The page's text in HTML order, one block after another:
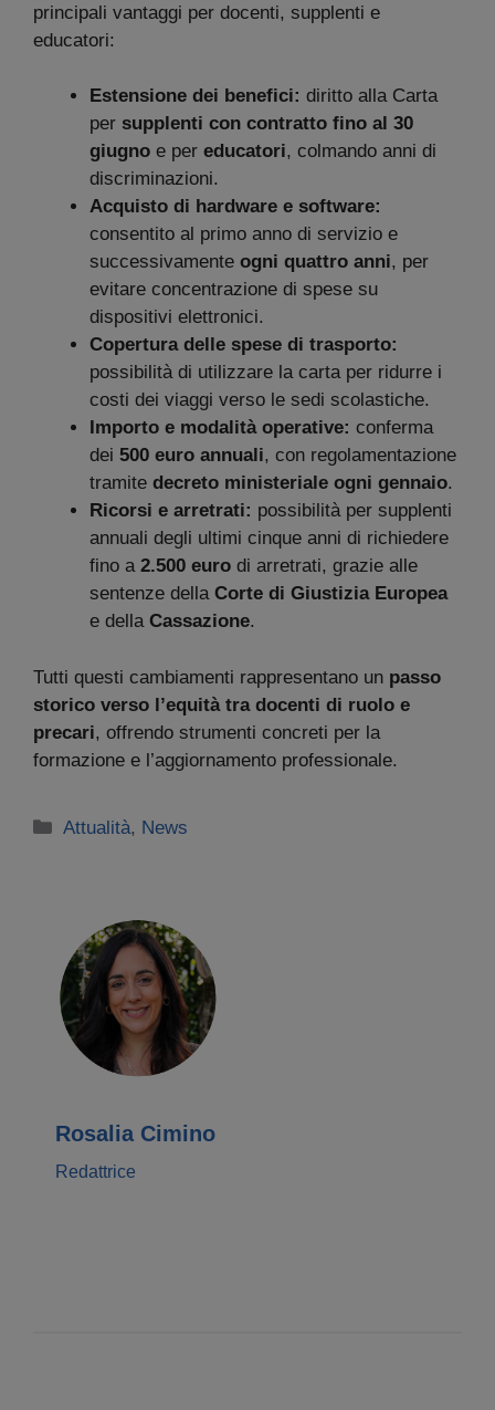
principali vantaggi per docenti, supplenti e
educatori:
Estensione dei benefici: diritto alla Carta
per supplenti con contratto fino al 30
giugno e per educatori, colmando anni di
discriminazioni.
Acquisto di hardware e software:
consentito al primo anno di servizio e
successivamente ogni quattro anni, per
evitare concentrazione di spese su
dispositivi elettronici.
Copertura delle spese di trasporto:
possibilità di utilizzare la carta per ridurre i
costi dei viaggi verso le sedi scolastiche.
Importo e modalità operative: conferma
dei 500 euro annuali, con regolamentazione
tramite decreto ministeriale ogni gennaio.
Ricorsi e arretrati: possibilità per supplenti
annuali degli ultimi cinque anni di richiedere
fino a 2.500 euro di arretrati, grazie alle
sentenze della Corte di Giustizia Europea
e della Cassazione.
Tutti questi cambiamenti rappresentano un passo
storico verso l’equità tra docenti di ruolo e
precari, offrendo strumenti concreti per la
formazione e l’aggiornamento professionale.
Categorie
Attualità, News
Rosalia Cimino
Redattrice